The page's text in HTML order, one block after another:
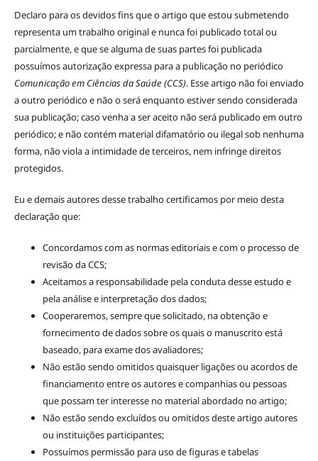
Declaro para os devidos fins que o artigo que estou submetendo
representa um trabalho original e nunca foi publicado total ou
parcialmente, e que se alguma de suas partes foi publicada
possuímos autorização expressa para a publicação no periódico
Comunicação em Ciências da Saúde (CCS). Esse artigo não foi enviado
a outro periódico e não o será enquanto estiver sendo considerada
sua publicação; caso venha a ser aceito não será publicado em outro
periódico; e não contém material difamatório ou ilegal sob nenhuma
forma, não viola a intimidade de terceiros, nem infringe direitos
protegidos.
Eu e demais autores desse trabalho certificamos por meio desta
declaração que:
Concordamos com as normas editoriais e com o processo de
revisão da CCS;
Aceitamos a responsabilidade pela conduta desse estudo e
pela análise e interpretação dos dados;
Cooperaremos, sempre que solicitado, na obtenção e
fornecimento de dados sobre os quais o manuscrito está
baseado, para exame dos avaliadores;
Não estão sendo omitidos quaisquer ligações ou acordos de
financiamento entre os autores e companhias ou pessoas
que possam ter interesse no material abordado no artigo;
Não estão sendo excluídos ou omitidos deste artigo autores
ou instituições participantes;
Possuímos permissão para uso de figuras e tabelas